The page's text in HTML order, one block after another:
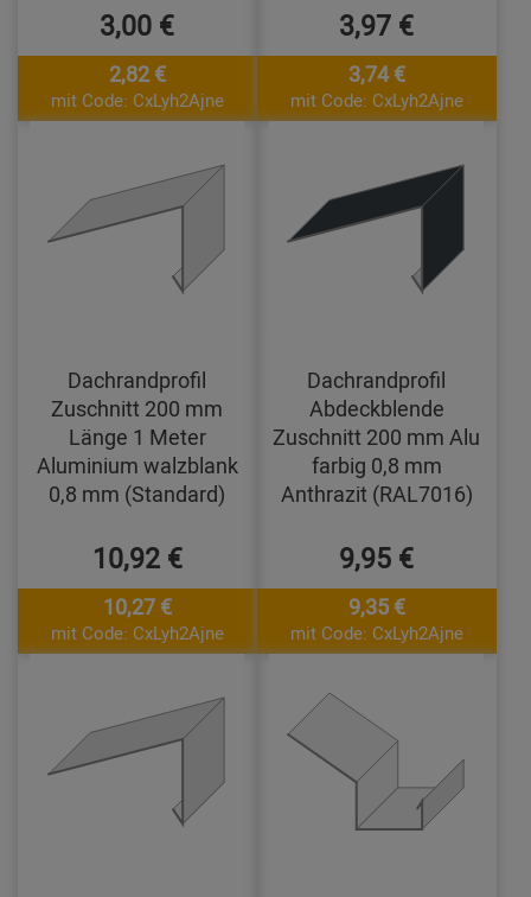
3,00 €
2,82 €
mit Code: CxLyh2Ajne
3,97 €
3,74 €
mit Code: CxLyh2Ajne
Dachrandprofil
Zuschnitt 200 mm
Länge 1 Meter
Aluminium walzblank
0,8 mm (Standard)
10,92 €
10,27 €
mit Code: CxLyh2Ajne
Dachrandprofil
Abdeckblende
Zuschnitt 200 mm Alu
farbig 0,8 mm
Anthrazit (RAL7016)
9,95 €
9,35 €
mit Code: CxLyh2Ajne